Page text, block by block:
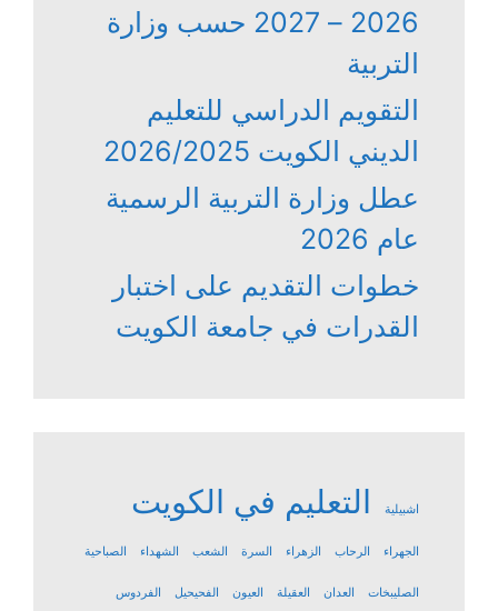
2026 – 2027 حسب وزارة
التربية
التقويم الدراسي للتعليم
الديني الكويت 2026/2025
عطل وزارة التربية الرسمية
عام 2026
خطوات التقديم على اختبار
القدرات في جامعة الكويت
اشبيلية التعليم في الكويت
الجهراء الرحاب الزهراء السرة الشعب الشهداء الصباحية
الصليبخات العدان العقيلة العيون الفحيحيل الفردوس